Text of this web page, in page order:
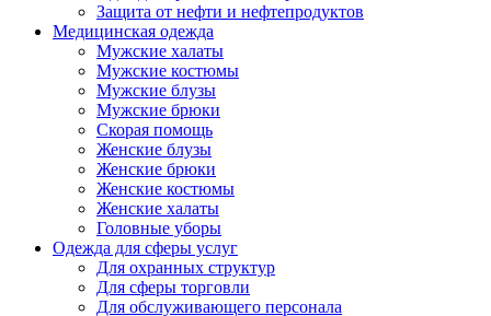
Защита от нефти и нефтепродуктов
Медицинская одежда
Мужские халаты
Мужские костюмы
Мужские блузы
Мужские брюки
Скорая помощь
Женские блузы
Женские брюки
Женские костюмы
Женские халаты
Головные уборы
Одежда для сферы услуг
Для охранных структур
Для сферы торговли
Для обслуживающего персонала